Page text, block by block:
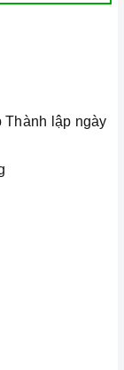
Thành lập ngày